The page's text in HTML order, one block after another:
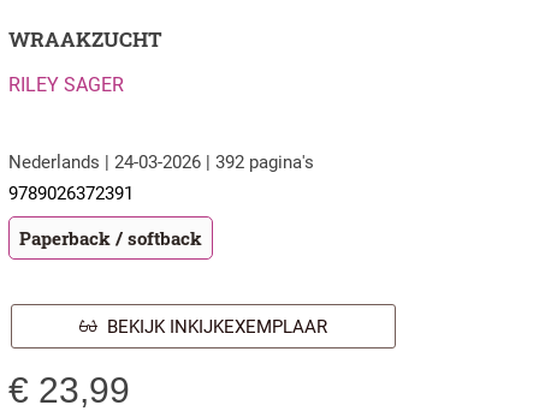
WRAAKZUCHT
RILEY SAGER
Nederlands | 24-03-2026 | 392 pagina's
9789026372391
Paperback / softback
BEKIJK INKIJKEXEMPLAAR
€ 23,99